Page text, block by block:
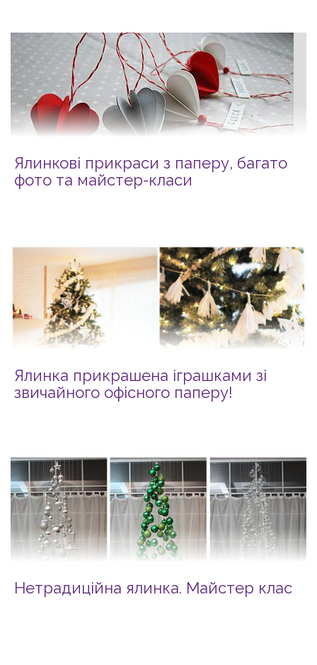
Ялинкові прикраси з паперу, багато
фото та майстер-класи
Ялинка прикрашена іграшками зі
звичайного офісного паперу!
Нетрадиційна ялинка. Майстер клас